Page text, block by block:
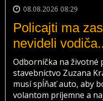
08.08.2026 08:29
Policajti ma
nevideli
Odborníčka na životné
stavebníctvo Zuzana
musí spĺňať auto, aby
volantom príjemne a